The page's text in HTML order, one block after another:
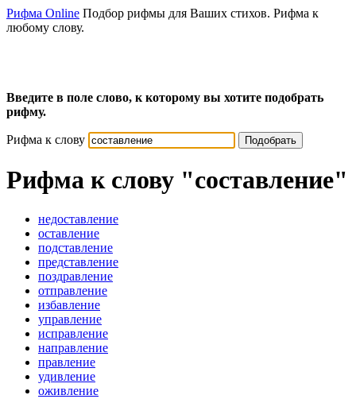
Рифма Online Подбор рифмы для Ваших стихов. Рифма к
любому слову.
Введите в поле слово, к которому вы хотите подобрать
рифму.
Рифма к слову Подобрать
Рифма к слову "составление"
недоставление
оставление
подставление
представление
поздравление
отправление
избавление
управление
исправление
направление
правление
удивление
оживление